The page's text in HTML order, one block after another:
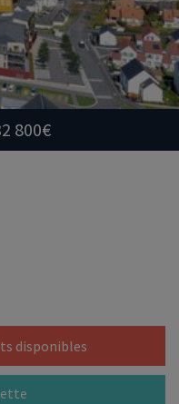
800€
disponibles